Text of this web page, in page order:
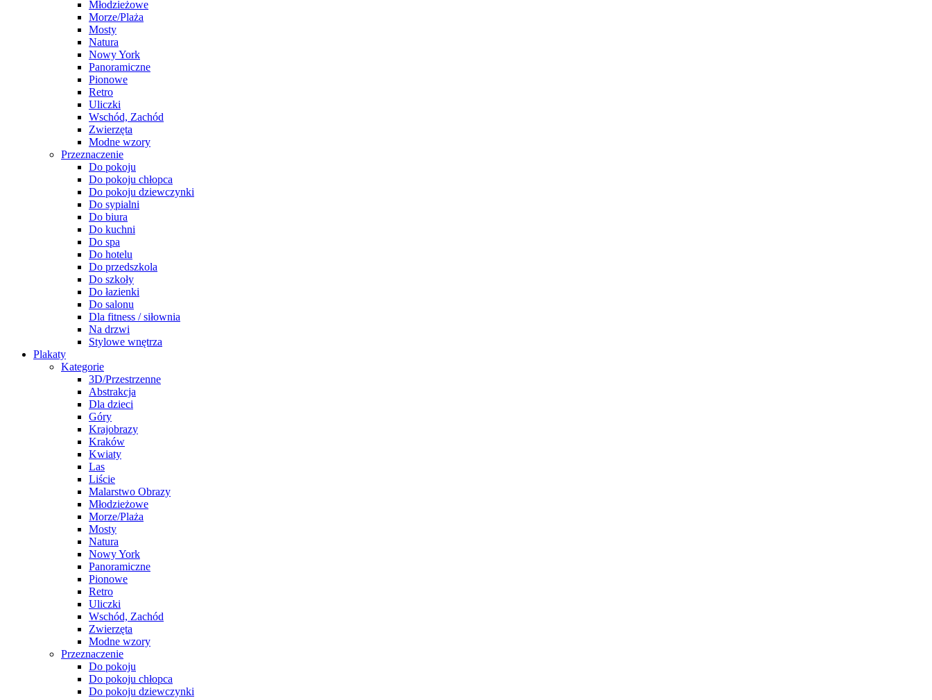
Młodzieżowe
Morze/Plaża
Mosty
Natura
Nowy York
Panoramiczne
Pionowe
Retro
Uliczki
Wschód, Zachód
Zwierzęta
Modne wzory
Przeznaczenie
Do pokoju
Do pokoju chłopca
Do pokoju dziewczynki
Do sypialni
Do biura
Do kuchni
Do spa
Do hotelu
Do przedszkola
Do szkoły
Do łazienki
Do salonu
Dla fitness / siłownia
Na drzwi
Stylowe wnętrza
Plakaty
Kategorie
3D/Przestrzenne
Abstrakcja
Dla dzieci
Góry
Krajobrazy
Kraków
Kwiaty
Las
Liście
Malarstwo Obrazy
Młodzieżowe
Morze/Plaża
Mosty
Natura
Nowy York
Panoramiczne
Pionowe
Retro
Uliczki
Wschód, Zachód
Zwierzęta
Modne wzory
Przeznaczenie
Do pokoju
Do pokoju chłopca
Do pokoju dziewczynki